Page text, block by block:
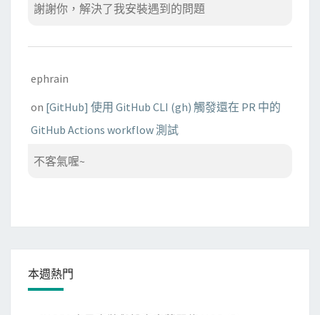
謝謝你，解決了我安裝遇到的問題
ephrain
on [GitHub] 使用 GitHub CLI (gh) 觸發還在 PR 中的
GitHub Actions workflow 測試
不客氣喔~
本週熱門